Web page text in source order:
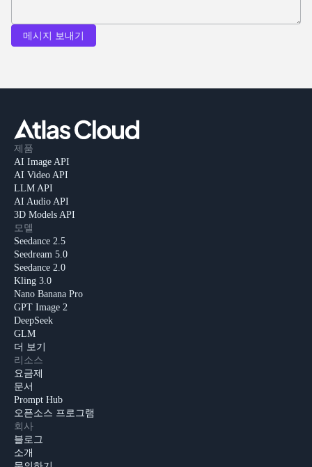
메시지 보내기
제품
AI Image API
AI Video API
LLM API
AI Audio API
3D Models API
모델
Seedance 2.5
Seedream 5.0
Seedance 2.0
Kling 3.0
Nano Banana Pro
GPT Image 2
DeepSeek
GLM
더 보기
리소스
요금제
문서
Prompt Hub
오픈소스 프로그램
회사
블로그
소개